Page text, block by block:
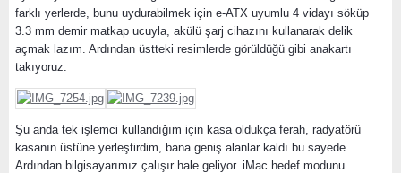
farklı yerlerde, bunu uydurabilmek için e-ATX uyumlu 4 vidayı söküp
3.3 mm demir matkap ucuyla, akülü şarj cihazını kullanarak delik
açmak lazım. Ardından üstteki resimlerde görüldüğü gibi anakartı
takıyoruz.
Şu anda tek işlemci kullandığım için kasa oldukça ferah, radyatörü
kasanın üstüne yerleştirdim, bana geniş alanlar kaldı bu sayede.
Ardından bilgisayarımız çalışır hale geliyor. iMac hedef modunu